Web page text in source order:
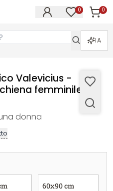
0 0
IA
Valevicius -
femminile -
donna
60x90 cm